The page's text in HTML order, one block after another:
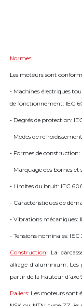
Normes:
Les moteurs sont
- Machines électriques
de fonctionnement: IEC
- Degrés de protection:
- Modes de
- Formes de
- Marquage des bornes
- Limites du bruit: IEC
- Caractéristiques de
- Vibrations mécaniques:
- Tensions nominales: IEC
Construction: La
alliage d’aluminium. Les
partir de la hauteur d’axe
Paliers: Les moteurs sont